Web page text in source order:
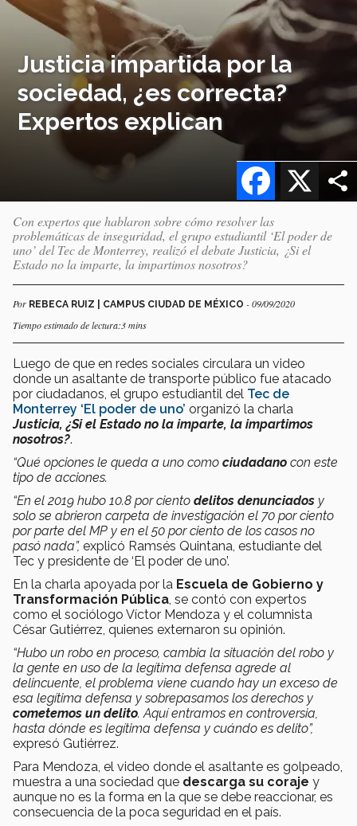
Justicia impartida por la
sociedad, ¿es correcta?
Expertos explican
X
Facebook
Con expertos que hablaron sobre cómo resolver las
problemáticas de inseguridad, el grupo estudiantil ‘El poder de
uno’ del Tec de Monterrey, realizó el debate Justicia, ¿Si el
Estado no la imparte, la impartimos nosotros?
Por REBECA RUIZ | CAMPUS CIUDAD DE MÉXICO - 09/09/2020
Tiempo estimado de lectura:3 mins
Luego de que en redes sociales circulara un video
donde un asaltante de transporte público fue atacado
por ciudadanos, el grupo estudiantil del Tec de
Monterrey ‘El poder de uno’ organizó la charla
Justicia, ¿Si el Estado no la imparte, la impartimos
nosotros?.
“Qué opciones le queda a uno como ciudadano con este
tipo de acciones.
“En el 2019 hubo 10.8 por ciento delitos denunciados y
solo se abrieron carpeta de investigación el 70 por ciento
por parte del MP y en el 50 por ciento de los casos no
pasó nada”, explicó Ramsés Quintana, estudiante del
Tec y presidente de ‘El poder de uno’.
En la charla apoyada por la Escuela de Gobierno y
Transformación Pública , se contó con expertos
como el sociólogo Víctor Mendoza y el columnista
César Gutiérrez, quienes externaron su opinión.
“Hubo un robo en proceso, cambia la situación del robo y
la gente en uso de la legítima defensa agrede al
delincuente, el problema viene cuando hay un exceso de
esa legítima defensa y sobrepasamos los derechos y
cometemos un delito. Aquí entramos en controversia,
hasta dónde es legítima defensa y cuándo es delito”,
expresó Gutiérrez.
Para Mendoza, el video donde el asaltante es golpeado,
muestra a una sociedad que descarga su coraje y
aunque no es la forma en la que se debe reaccionar, es
consecuencia de la poca seguridad en el país.